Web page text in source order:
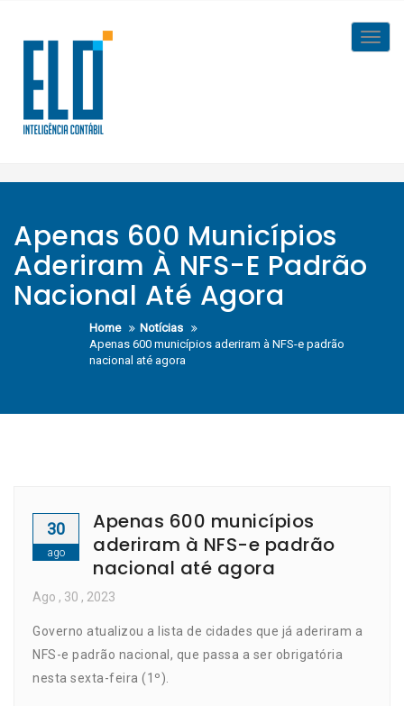
content
Apenas 600 Municípios
Aderiram À NFS-E Padrão
Nacional Até Agora
Home
Notícias
Apenas 600 municípios aderiram à NFS-e padrão
nacional até agora
30
ago
Apenas 600 municípios
aderiram à NFS-e padrão
nacional até agora
Ago , 30 , 2023
Governo atualizou a lista de cidades que já aderiram a
NFS-e padrão nacional, que passa a ser obrigatória
nesta sexta-feira (1º).